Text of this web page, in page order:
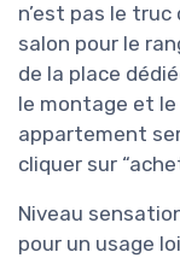
n’est pas le truc
salon pour le
de la place
le montage et le
appartement
cliquer sur
Niveau
pour un usage